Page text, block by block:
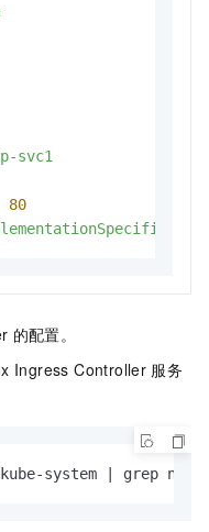
svc1
80
的配置。
Ingress Controller 服务
system | grep